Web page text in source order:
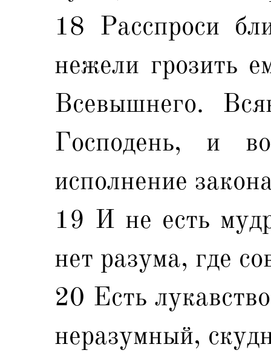
18 Расспроси
нежели грозить
Всевышнего.
Господень, и
исполнение
19 И не есть
нет разума, где
20 Есть
неразумный,